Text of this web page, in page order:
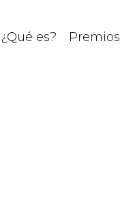
¿Qué es? Premios